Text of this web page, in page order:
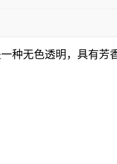
种无色透明，具有芳